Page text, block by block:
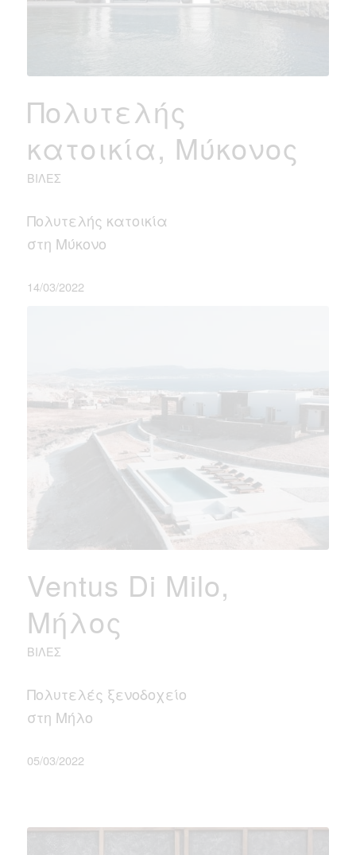
Πολυτελής
κατοικία, Μύκονος
ΒΊΛΕΣ
Πολυτελής κατοικία
στη Μύκονο
14/03/2022
Ventus Di Milo,
Μήλος
ΒΊΛΕΣ
Πολυτελές ξενοδοχείο
στη Μήλο
05/03/2022